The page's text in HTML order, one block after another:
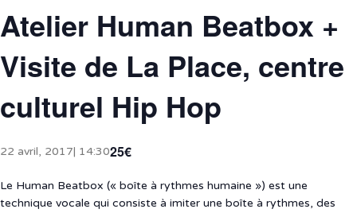
Atelier Human Beatbox +
Visite de La Place, centre
culturel Hip Hop
22 avril, 2017| 14:3025€
Le Human Beatbox (« boîte à rythmes humaine ») est une
technique vocale qui consiste à imiter une boîte à rythmes, des